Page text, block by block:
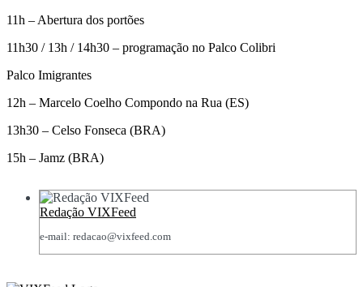
11h – Abertura dos portões
11h30 / 13h / 14h30 – programação no Palco Colibri
Palco Imigrantes
12h – Marcelo Coelho Compondo na Rua (ES)
13h30 – Celso Fonseca (BRA)
15h – Jamz (BRA)
Redação VIXFeed
e-mail: redacao@vixfeed.com